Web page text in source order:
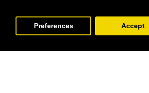
Preferences Accept